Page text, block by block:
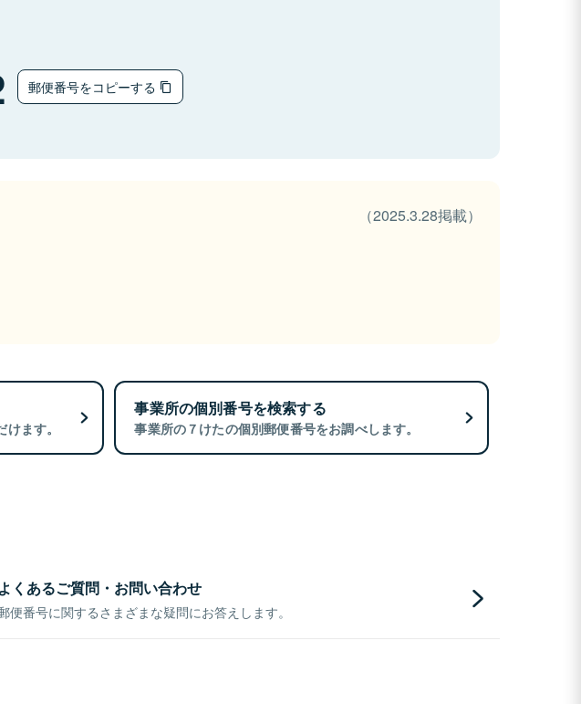
郵便番号をコピーする
（2025.3.28掲載）
ます。
事業所の個別番号を検索する
事業所の７けたの個別郵便番号をお調べします。
よくあるご質問・お問い合わせ
便番号に関するさまざまな疑問にお答えします。